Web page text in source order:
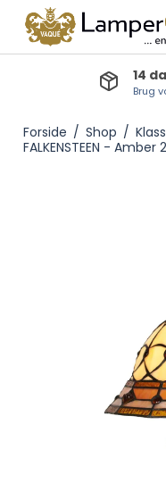
14
Brug
Forside / Shop /
FALKENSTEEN - Amber